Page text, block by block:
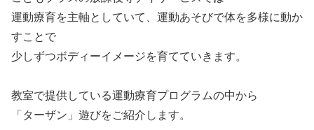
運動療育を主軸としていて、運動あそびで体を多様に動か
すことで
少しずつボディーイメージを育てていきます。
教室で提供している運動療育プログラムの中から
「ターザン」遊びをご紹介します。